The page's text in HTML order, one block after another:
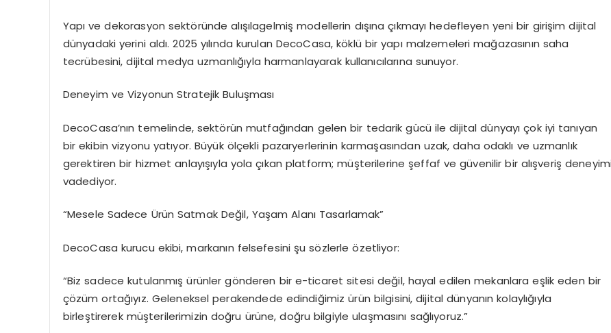
Yapı ve dekorasyon sektöründe alışılagelmiş modellerin dışına çıkmayı hedefleyen yeni bir girişim dijital
dünyadaki yerini aldı. 2025 yılında kurulan DecoCasa, köklü bir yapı malzemeleri mağazasının saha
tecrübesini, dijital medya uzmanlığıyla harmanlayarak kullanıcılarına sunuyor.
Deneyim ve Vizyonun Stratejik Buluşması
DecoCasa’nın temelinde, sektörün mutfağından gelen bir tedarik gücü ile dijital dünyayı çok iyi tanıyan
bir ekibin vizyonu yatıyor. Büyük ölçekli pazaryerlerinin karmaşasından uzak, daha odaklı ve uzmanlık
gerektiren bir hizmet anlayışıyla yola çıkan platform; müşterilerine şeffaf ve güvenilir bir alışveriş deneyimi
vadediyor.
“Mesele Sadece Ürün Satmak Değil, Yaşam Alanı Tasarlamak”
DecoCasa kurucu ekibi, markanın felsefesini şu sözlerle özetliyor:
“Biz sadece kutulanmış ürünler gönderen bir e-ticaret sitesi değil, hayal edilen mekanlara eşlik eden bir
çözüm ortağıyız. Geleneksel perakendede edindiğimiz ürün bilgisini, dijital dünyanın kolaylığıyla
birleştirerek müşterilerimizin doğru ürüne, doğru bilgiyle ulaşmasını sağlıyoruz.”